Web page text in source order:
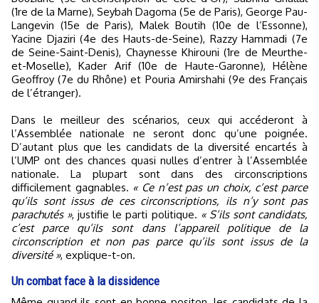
(1re de la Marne), Seybah Dagoma (5e de Paris), George Pau-
Langevin (15e de Paris), Malek Boutih (10e de l’Essonne),
Yacine Djaziri (4e des Hauts-de-Seine), Razzy Hammadi (7e
de Seine-Saint-Denis), Chaynesse Khirouni (1re de Meurthe-
et-Moselle), Kader Arif (10e de Haute-Garonne), Hélène
Geoffroy (7e du Rhône) et Pouria Amirshahi (9e des Français
de l’étranger).
Dans le meilleur des scénarios, ceux qui accéderont à
l’Assemblée nationale ne seront donc qu’une poignée.
D’autant plus que les candidats de la diversité encartés à
l’UMP ont des chances quasi nulles d’entrer à l’Assemblée
nationale. La plupart sont dans des circonscriptions
difficilement gagnables. « Ce n’est pas un choix, c’est parce
qu’ils sont issus de ces circonscriptions, ils n’y sont pas
parachutés », justifie le parti politique. « S’ils sont candidats,
c’est parce qu’ils sont dans l’appareil politique de la
circonscription et non pas parce qu’ils sont issus de la
diversité », explique-t-on.
Un combat face à la dissidence